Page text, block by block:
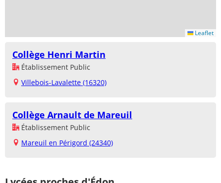
Leaflet
Collège Henri Martin
Établissement Public
Villebois-Lavalette (16320)
Collège Arnault de Mareuil
Établissement Public
Mareuil en Périgord (24340)